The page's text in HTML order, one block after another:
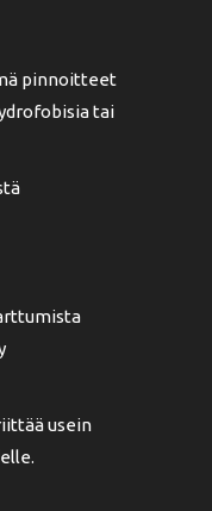
pinnoitteet
tai
usein